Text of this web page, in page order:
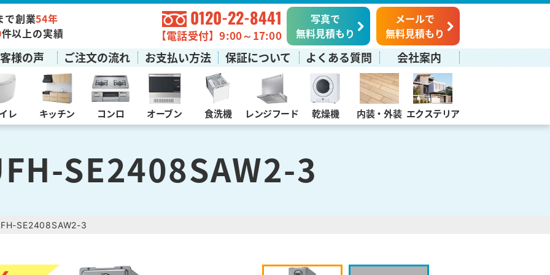
で創業54年
件以上の実績
0120-22-8441
【電話受付】9:00～17:00
写真で
無料見積もり
メールで
無料見積もり
様の声 ご注文の流れ お支払い方法 保証について よくある質問 会社案内
レ キッチン コンロ オーブン 食洗機 レンジフード 乾燥機 内装・外装 エクステリア
SE2408SAW2-3
SE2408SAW2-3